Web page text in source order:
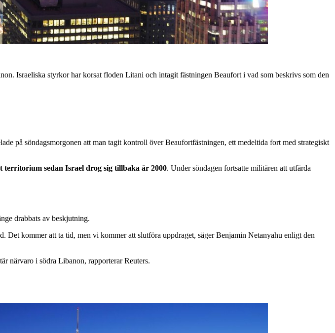
Israeliska styrkor har korsat floden Litani och intagit fästningen Beaufort i vad som beskrivs som den
på söndagsmorgonen att man tagit kontroll över Beaufortfästningen, ett medeltida fort med strategiskt
territorium sedan Israel drog sig tillbaka år 2000. Under söndagen fortsatte militären att utfärda
drabbats av beskjutning.
kommer att ta tid, men vi kommer att slutföra uppdraget, säger Benjamin Netanyahu enligt den
närvaro i södra Libanon, rapporterar Reuters.